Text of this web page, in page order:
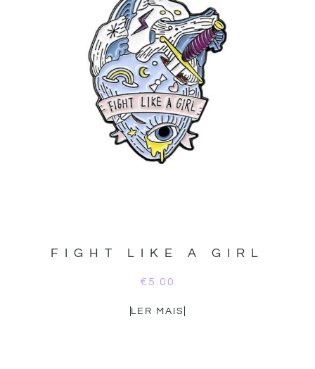
FIGHT LIKE A GIRL
€ 5.00
LER MAIS